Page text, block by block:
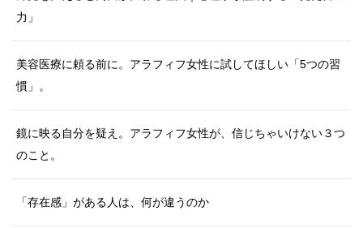
力」
美容医療に頼る前に。アラフィフ女性に試してほしい「5つの習
慣」。
鏡に映る自分を疑え。アラフィフ女性が、信じちゃいけない３つ
のこと。
「存在感」がある人は、何が違うのか